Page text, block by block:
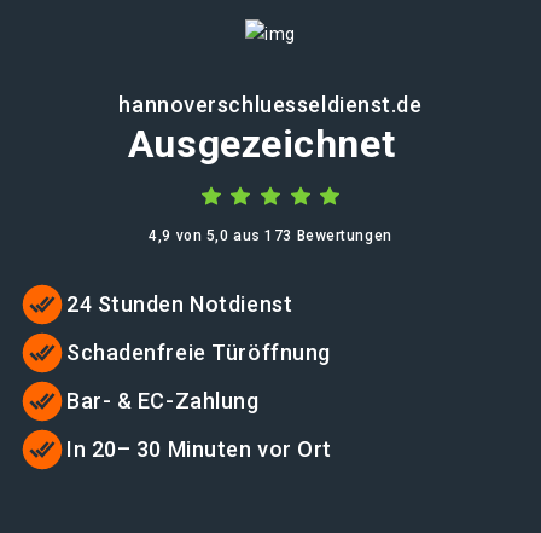
hannoverschluesseldienst.de
Ausgezeichnet
4,9 von 5,0 aus 173 Bewertungen
24 Stunden Notdienst
Schadenfreie Türöffnung
Bar- & EC-Zahlung
In 20– 30 Minuten vor Ort